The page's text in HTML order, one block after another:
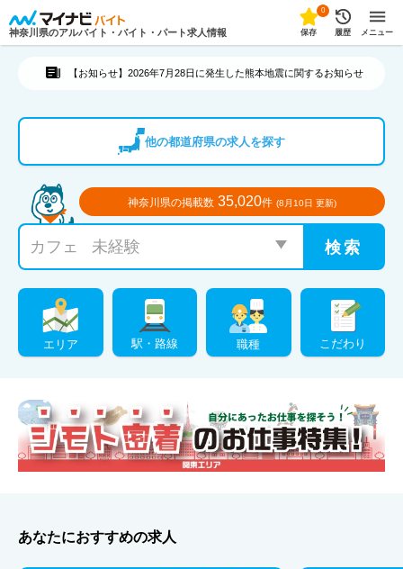
神奈川県のアルバイト・バイト・パート求人情報
0
保存 履歴 メニュー
【お知らせ】2026年7月28日に発生した熊本地震に関するお知らせ
他の都道府県の求人を探す
神奈川県の掲載数 35,020件 (8月10日 更新)
エリア 駅・路線 職種 こだわり
あなたにおすすめの求人